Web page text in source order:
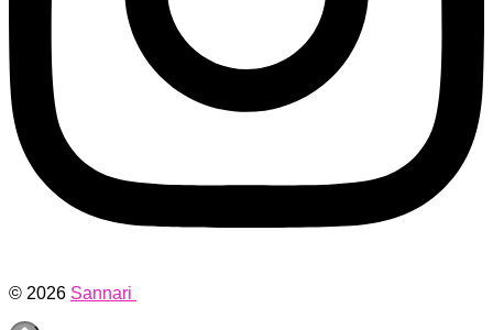
© 2026 Sannari